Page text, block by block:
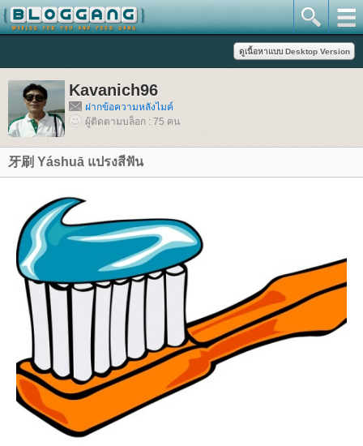
Kavanich96
ฝากข้อความหลังไมค์
ผู้ติดตามบล็อก : 75 คน
牙刷 Yáshuā แปรงสีฟัน